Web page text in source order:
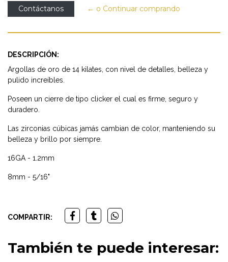
Contáctanos ← o Continuar comprando
DESCRIPCIÓN:
Argollas de oro de 14 kilates, con nivel de detalles, belleza y
pulido increíbles.
Poseen un cierre de tipo clicker el cual es firme, seguro y
duradero.
Las zirconias cúbicas jamás cambian de color, manteniendo su
belleza y brillo por siempre.
16GA - 1.2mm
8mm - 5/16"
COMPARTIR:
También te puede interesar: